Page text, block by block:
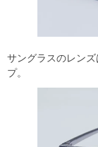
サングラスのレン
プ。